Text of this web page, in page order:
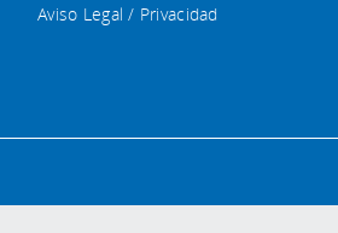
Aviso Legal / Privacidad